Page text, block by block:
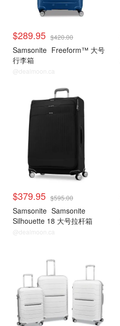
$289.95 $420.00
Samsonite Freeform™ 大号
行李箱
@dealmoon.ca
$379.95 $595.00
Samsonite Samsonite
Silhouette 18 大号拉杆箱
@dealmoon.ca